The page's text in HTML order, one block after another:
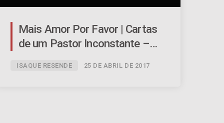
Mais Amor Por Favor | Cartas
de um Pastor Inconstante –
ISAQUE RESENDE 25 DE ABRIL DE 2017